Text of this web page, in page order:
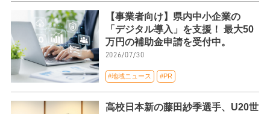
【事業者向け】県内中小企業の
「デジタル導入」を支援！ 最大50
万円の補助金申請を受付中。
2026/07/30
#地域ニュース #PR
高校日本新の藤田紗季選手、U20世